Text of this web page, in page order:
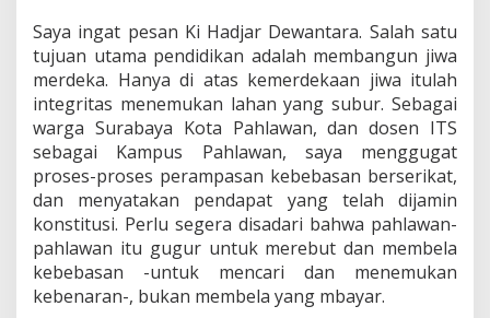
Saya ingat pesan Ki Hadjar Dewantara. Salah satu
tujuan utama pendidikan adalah membangun jiwa
merdeka. Hanya di atas kemerdekaan jiwa itulah
integritas menemukan lahan yang subur. Sebagai
warga Surabaya Kota Pahlawan, dan dosen ITS
sebagai Kampus Pahlawan, saya menggugat
proses-proses perampasan kebebasan berserikat,
dan menyatakan pendapat yang telah dijamin
konstitusi. Perlu segera disadari bahwa pahlawan-
pahlawan itu gugur untuk merebut dan membela
kebebasan -untuk mencari dan menemukan
kebenaran-, bukan membela yang mbayar.